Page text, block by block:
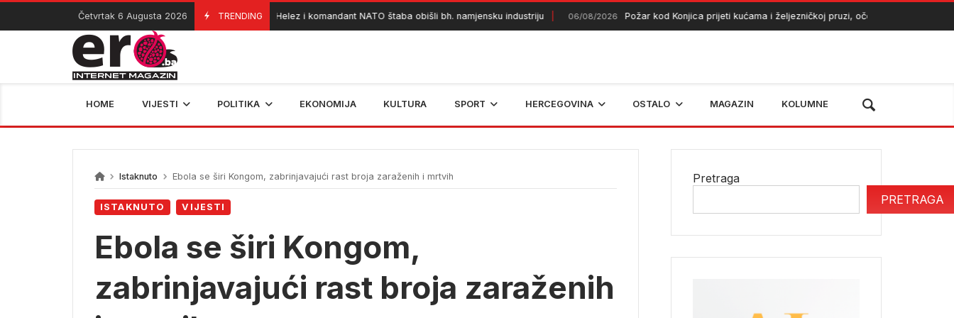
Skip
content
Četvrtak 6 Augusta 2026 TRENDING
06/08/2026 Helez i komandant NATO štaba obišli bh. namjensku industriju 06/08/2026 Požar kod Konjica prijeti kućama i željezničkoj pruzi, očekuje se angažman
HOME VIJESTI POLITIKA EKONOMIJA KULTURA SPORT HERCEGOVINA OSTALO MAGAZIN KOLUMNE
Istaknuto Ebola se širi Kongom, zabrinjavajući rast broja zaraženih i mrtvih
ISTAKNUTO VIJESTI
Ebola se širi Kongom,
zabrinjavajući rast broja zaraženih
Pretraga
PRETRAGA